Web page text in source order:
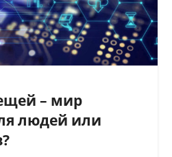
– мир
людей или